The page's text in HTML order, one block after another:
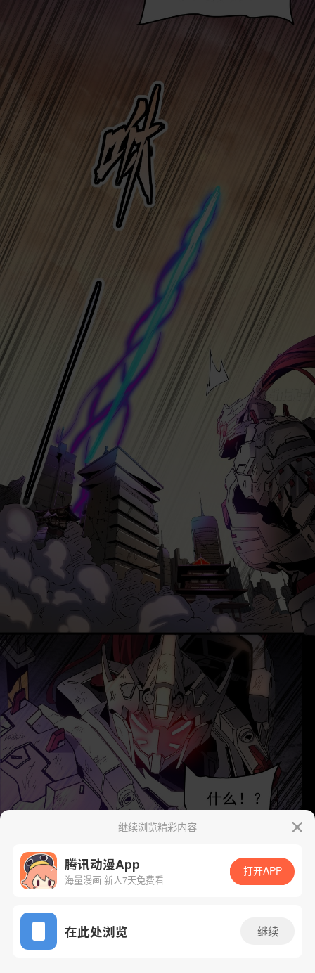
App免费看
继续浏览精彩内容
腾讯动漫App
海量漫画 新人7天免费看
打开APP
在此处浏览 继续